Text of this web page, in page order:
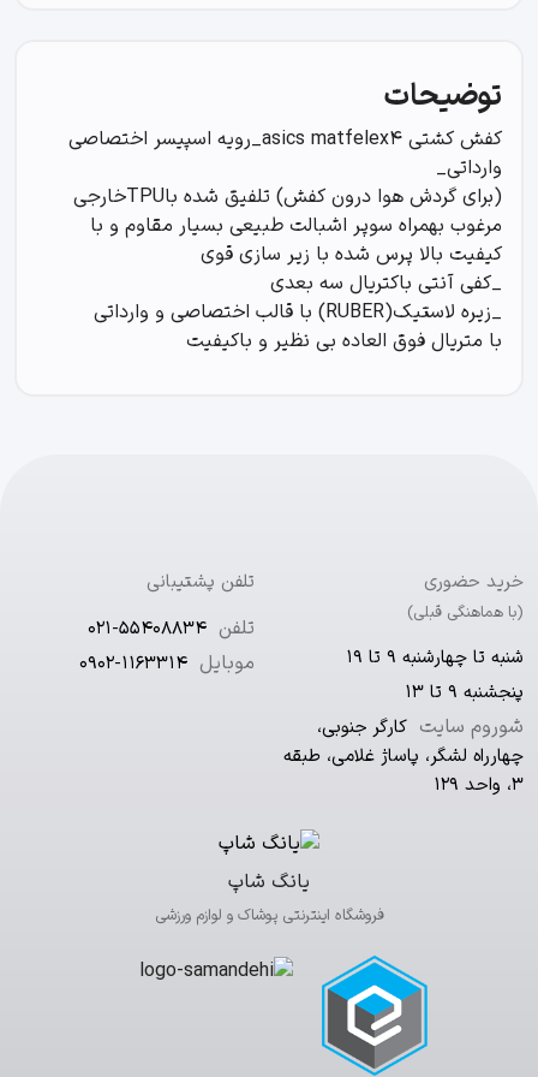
توضیحات
کفش کشتی asics matfelex4_رویه اسپیسر اختصاصی
وارداتی_
(برای گردش هوا درون کفش) تلفیق شده باTPUخارجی
مرغوب بهمراه سوپر اشبالت طبیعی بسیار مقاوم و با
کیفیت بالا پرس شده با زیر سازی قوی
_کفی آنتی باکتریال سه بعدی
_زیره لاستیک(RUBER) با قالب اختصاصی و وارداتی
با متریال فوق العاده بی نظیر و باکیفیت
خرید حضوری
(با هماهنگی قبلی)
شنبه تا چهارشنبه ۹ تا ۱۹
پنجشنبه ۹ تا ۱۳
شوروم سایت کارگر جنوبی،
چهارراه لشگر، پاساژ غلامی، طبقه
۳، واحد ۱۲۹
تلفن پشتیبانی
تلفن 021-55408834
موبایل 0902-1163314
یانگ شاپ
فروشگاه اینترنتی پوشاک و لوازم ورزشی